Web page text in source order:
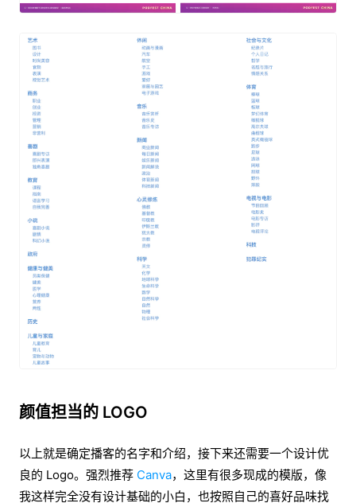
颜值担当的 LOGO
以上就是确定播客的名字和介绍，接下来还需要一个设计优
良的 Logo。强烈推荐 Canva，这里有很多现成的模版，像
我这样完全没有设计基础的小白，也按照自己的喜好品味找